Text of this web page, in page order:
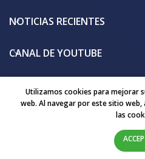
NOTICIAS RECIENTES
CANAL DE YOUTUBE
2023
Utilizamos cookies para mejorar
web. Al navegar por este sitio web,
las